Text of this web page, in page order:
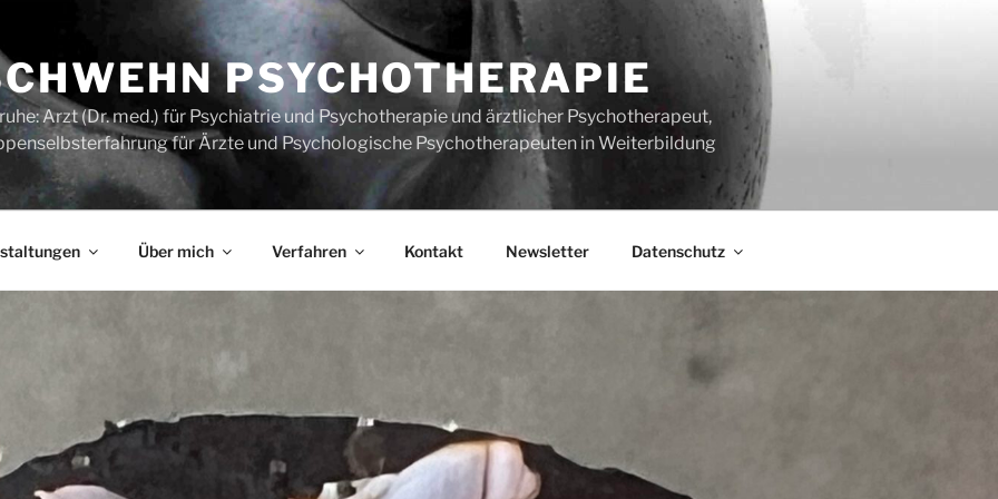
PSYCHOTHERAPIE
Arzt (Dr. med.) für Psychiatrie und Psychotherapie und ärztlicher Psychotherapeut,
für Ärzte und Psychologische Psychotherapeuten in Weiterbildung
Über mich Verfahren Kontakt Newsletter Datenschutz